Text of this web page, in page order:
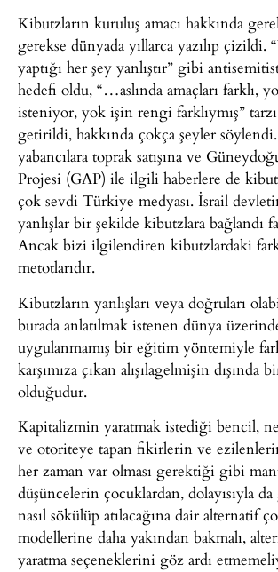
Kibutzların kuruluş amacı hakkında
gerekse dünyada yıllarca yazılıp çizildi.
yaptığı her şey yanlıştır” gibi
hedefi oldu, “…aslında amaçları farklı,
isteniyor, yok işin rengi farklıymış”
getirildi, hakkında çokça şeyler
yabancılara toprak satışına ve
Projesi (GAP) ile ilgili haberlere de
çok sevdi Türkiye medyası. İsrail
yanlışlar bir şekilde kibutzlara bağlandı
Ancak bizi ilgilendiren kibutzlardaki
metotlarıdır.
Kibutzların yanlışları veya doğruları
burada anlatılmak istenen dünya
uygulanmamış bir eğitim yöntemiyle
karşımıza çıkan alışılagelmişin
olduğudur.
Kapitalizmin yaratmak istediği bencil,
ve otoriteye tapan fikirlerin ve
her zaman var olması gerektiği gibi
düşüncelerin çocuklardan, dolayısıyla
nasıl sökülüp atılacağına dair alternatif
modellerine daha yakından bakmalı,
yaratma seçeneklerini göz ardı